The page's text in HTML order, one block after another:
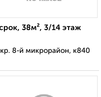
38м², 3/14 этаж
8-й микрорайон, к840